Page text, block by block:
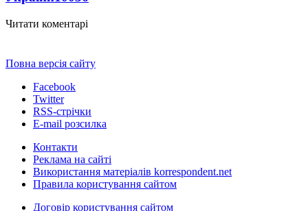
Читати коментарі
Повна версія сайту
Facebook
Twitter
RSS-стрічки
E-mail розсилка
Контакти
Реклама на сайті
Використання матеріалів korrespondent.net
Правила користування сайтом
Договір користування сайтом